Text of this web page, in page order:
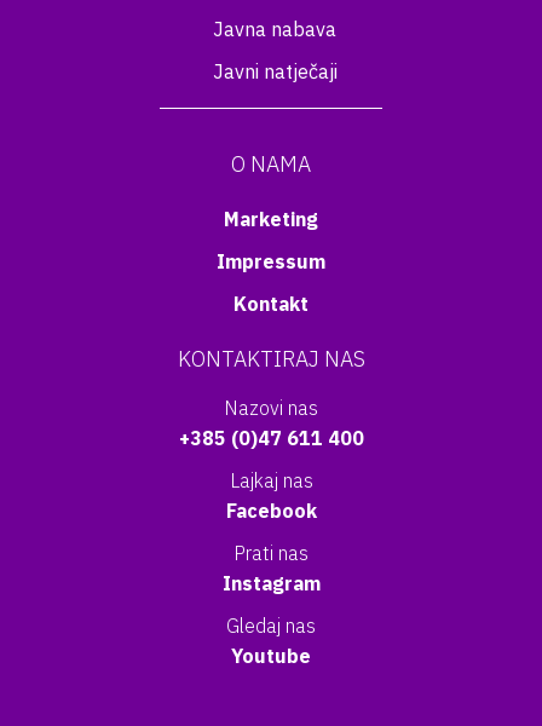
Javna nabava
Javni natječaji
O NAMA
Marketing
Impressum
Kontakt
KONTAKTIRAJ NAS
Nazovi nas
+385 (0)47 611 400
Lajkaj nas
Facebook
Prati nas
Instagram
Gledaj nas
Youtube